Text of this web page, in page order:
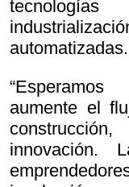
automatizadas.
aumente el
innovación.